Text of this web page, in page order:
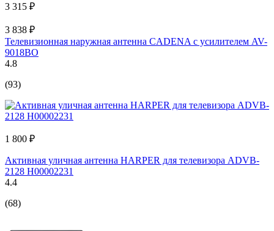
3 315 ₽
3 838 ₽
Телевизионная наружная антенна CADENA с усилителем AV-
9018BO
4.8
(93)
1 800 ₽
Активная уличная антенна HARPER для телевизора ADVB-
2128 H00002231
4.4
(68)